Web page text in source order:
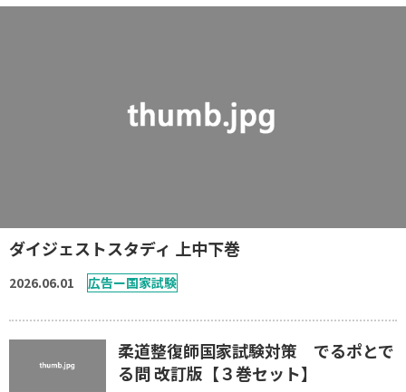
学会・セミナー情報
ダイジェストスタディ 上中下巻
2026.06.01 広告ー国家試験
柔道整復師国家試験対策 でるポとで
る問 改訂版【３巻セット】